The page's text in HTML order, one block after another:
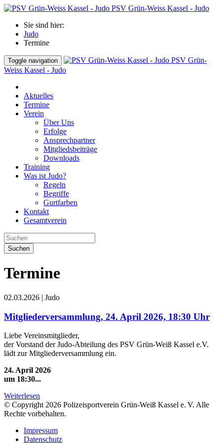
PSV Grün-Weiss Kassel - Judo
Sie sind hier:
Judo
Termine
Toggle navigation
PSV Grün-
Weiss Kassel - Judo
Aktuelles
Termine
Verein
Über Uns
Erfolge
Ansprechpartner
Mitgliedsbeiträge
Downloads
Training
Was ist Judo?
Regeln
Begriffe
Gurtfarben
Kontakt
Gesamtverein
Suchen
Termine
02.03.2026 | Judo
Mitgliederversammlung, 24. April 2026, 18:30 Uhr
Liebe Vereinsmitglieder,
der Vorstand der Judo-Abteilung des PSV Grün-Weiß Kassel e.V.
lädt zur Mitgliederversammlung ein.
24. April 2026
um 18:30...
Weiterlesen
© Copyright 2026 Polizeisportverein Grün-Weiß Kassel e. V. Alle
Rechte vorbehalten.
Impressum
Datenschutz